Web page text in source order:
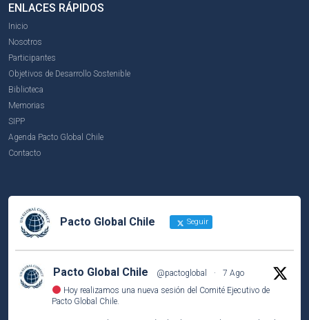
ENLACES RÁPIDOS
Inicio
Nosotros
Participantes
Objetivos de Desarrollo Sostenible
Biblioteca
Memorias
SIPP
Agenda Pacto Global Chile
Contacto
Pacto Global Chile Seguir
Pacto Global Chile @pactoglobal ·
7 Ago
Hoy realizamos una nueva sesión del Comité Ejecutivo de
Pacto Global Chile.